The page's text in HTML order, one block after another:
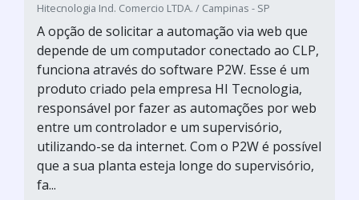
Hitecnologia Ind. Comercio LTDA. / Campinas - SP
A opção de solicitar a automação via web que
depende de um computador conectado ao CLP,
funciona através do software P2W. Esse é um
produto criado pela empresa HI Tecnologia,
responsável por fazer as automações por web
entre um controlador e um supervisório,
utilizando-se da internet. Com o P2W é possível
que a sua planta esteja longe do supervisório,
fa...